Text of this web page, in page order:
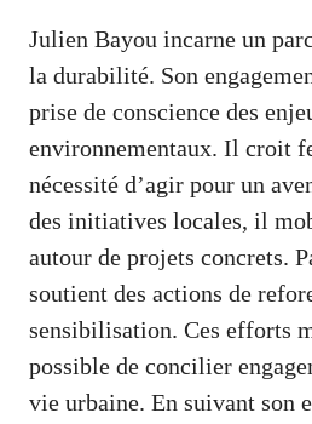
Julien Bayou incarne un
la durabilité. Son
prise de conscience des
environnementaux. Il croit
nécessité d’agir pour un
des initiatives locales, il
autour de projets concrets.
soutient des actions de
sensibilisation. Ces efforts
possible de concilier
vie urbaine. En suivant son